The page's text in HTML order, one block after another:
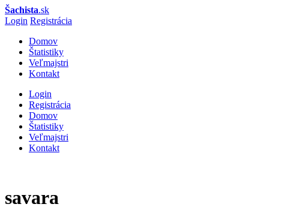
Šachista.sk
Login Registrácia
Domov
Štatistiky
Veľmajstri
Kontakt
Login
Registrácia
Domov
Štatistiky
Veľmajstri
Kontakt
savara